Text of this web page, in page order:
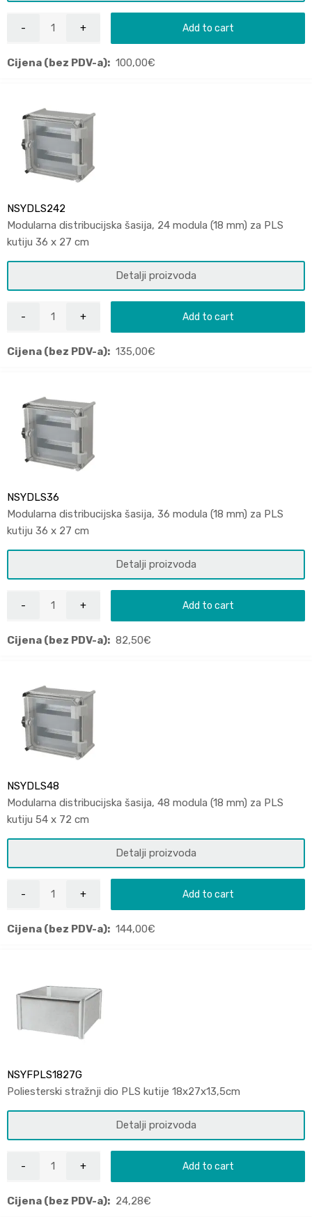
Add to cart
Cijena (bez PDV-a): 100,00€
NSYDLS242
Modularna distribucijska šasija, 24 modula (18 mm) za PLS
kutiju 36 x 27 cm
Detalji proizvoda
Add to cart
Cijena (bez PDV-a): 135,00€
NSYDLS36
Modularna distribucijska šasija, 36 modula (18 mm) za PLS
kutiju 36 x 27 cm
Detalji proizvoda
Add to cart
Cijena (bez PDV-a): 82,50€
NSYDLS48
Modularna distribucijska šasija, 48 modula (18 mm) za PLS
kutiju 54 x 72 cm
Detalji proizvoda
Add to cart
Cijena (bez PDV-a): 144,00€
NSYFPLS1827G
Poliesterski stražnji dio PLS kutije 18x27x13,5cm
Detalji proizvoda
Add to cart
Cijena (bez PDV-a): 24,28€